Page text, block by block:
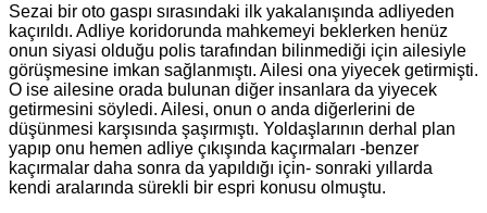
Sezai bir oto gaspı sırasındaki ilk yakalanışında adliyeden
kaçırıldı. Adliye koridorunda mahkemeyi beklerken henüz
onun siyasi olduğu polis tarafından bilinmediği için ailesiyle
görüşmesine imkan sağlanmıştı. Ailesi ona yiyecek getirmişti.
O ise ailesine orada bulunan diğer insanlara da yiyecek
getirmesini söyledi. Ailesi, onun o anda diğerlerini de
düşünmesi karşısında şaşırmıştı. Yoldaşlarının derhal plan
yapıp onu hemen adliye çıkışında kaçırmaları -benzer
kaçırmalar daha sonra da yapıldığı için- sonraki yıllarda
kendi aralarında sürekli bir espri konusu olmuştu.